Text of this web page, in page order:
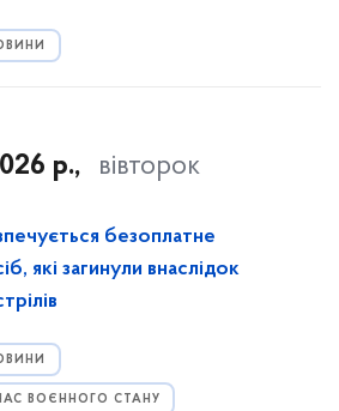
р., вівторок
безоплатне
які загинули внаслідок
ВОЄННОГО СТАНУ